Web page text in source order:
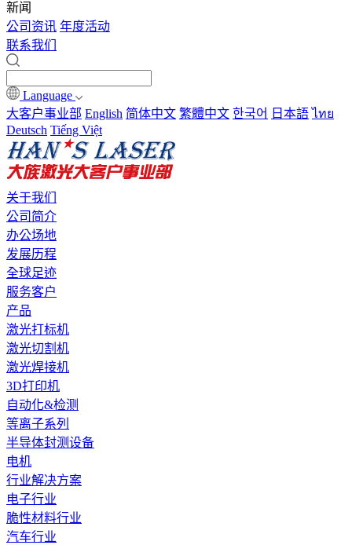
新闻
公司资讯 年度活动
联系我们
Language
大客户事业部 English 简体中文 繁體中文 한국어 日本語 ไทย
Deutsch Tiếng Việt
关于我们
公司简介
办公场地
发展历程
全球足迹
服务客户
产品
激光打标机
激光切割机
激光焊接机
3D打印机
自动化&检测
等离子系列
半导体封测设备
电机
行业解决方案
电子行业
脆性材料行业
汽车行业